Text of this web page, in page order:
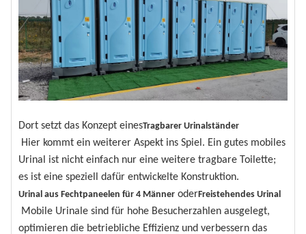
Dort setzt das Konzept einesTragbarer Urinalständer
Hier kommt ein weiterer Aspekt ins Spiel. Ein gutes mobiles
Urinal ist nicht einfach nur eine weitere tragbare Toilette;
es ist eine speziell dafür entwickelte Konstruktion.
Urinal aus Fechtpaneelen für 4 Männer oderFreistehendes Urinal
Mobile Urinale sind für hohe Besucherzahlen ausgelegt,
optimieren die betriebliche Effizienz und verbessern das